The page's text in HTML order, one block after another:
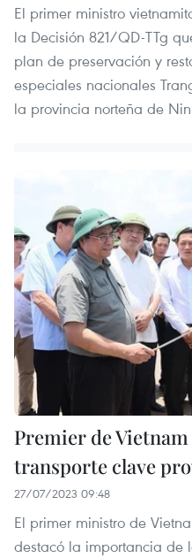
El primer ministro
la Decisión 821/QD-TTg
plan de preservación y
especiales nacionales
la provincia norteña de
Premier de
transporte clave
27/07/2023 09:48
El primer ministro de
destacó la importancia de